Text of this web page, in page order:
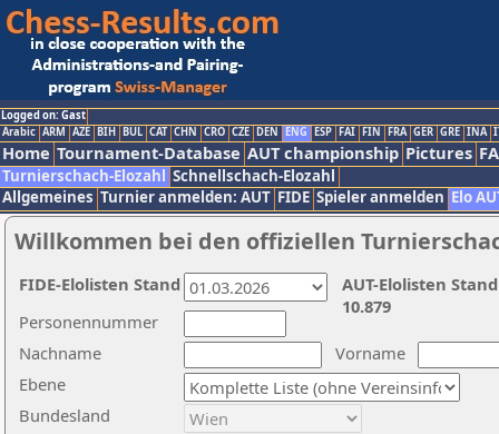
Logged on: Gast
Arabic ARM AZE BIH BUL CAT CHN CRO CZE DEN ENG ESP FAI FIN FRA GER GRE INA
Home Tournament-Database AUT championship Pictures
Turnierschach-Elozahl Schnellschach-Elozahl
Allgemeines Turnier anmelden: AUT FIDE Spieler anmelden Elo
Willkommen bei den offiziellen
Nachname
Vorname
Ebene
Personennummer
Bundesland
AUT-Elolisten
10.879
FIDE-Elolisten Stand